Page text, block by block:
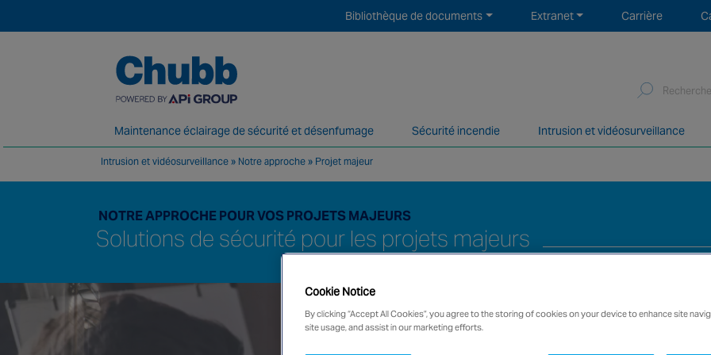
Carrière
Extranet
Bibliothèque de documents
Maintenance éclairage de sécurité et désenfumage Sécurité incendie Intrusion et vidéosurveillance
Search
Intrusion et vidéosurveillance » Notre approche » Projet majeur
NOTRE APPROCHE POUR VOS PROJETS MAJEURS
Solutions de sécurité pour les projets majeurs
Cookie Notice
By clicking “Accept All Cookies”, you agree to the storing of cookies on your device to enhance site
site usage, and assist in our marketing efforts.